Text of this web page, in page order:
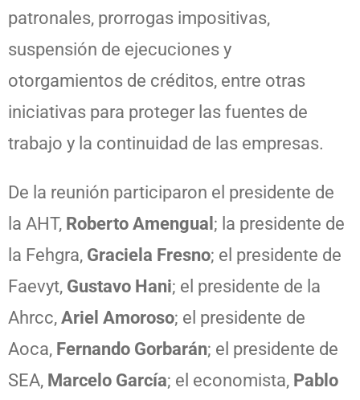
patronales, prorrogas impositivas,
suspensión de ejecuciones y
otorgamientos de créditos, entre otras
iniciativas para proteger las fuentes de
trabajo y la continuidad de las empresas.
De la reunión participaron el presidente de
la AHT, Roberto Amengual ; la presidente de
la Fehgra, Graciela Fresno; el presidente de
Faevyt, Gustavo Hani; el presidente de la
Ahrcc, Ariel Amoroso; el presidente de
Aoca, Fernando Gorbarán; el presidente de
SEA, Marcelo García; el economista, Pablo